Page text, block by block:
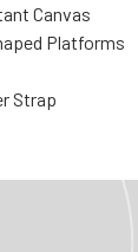
Canvas
Platforms
Strap